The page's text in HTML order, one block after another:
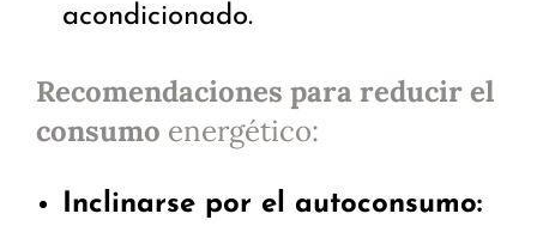
acondicionado.
Recomendaciones para reducir el
consumo energético:
Inclinarse por el autoconsumo: